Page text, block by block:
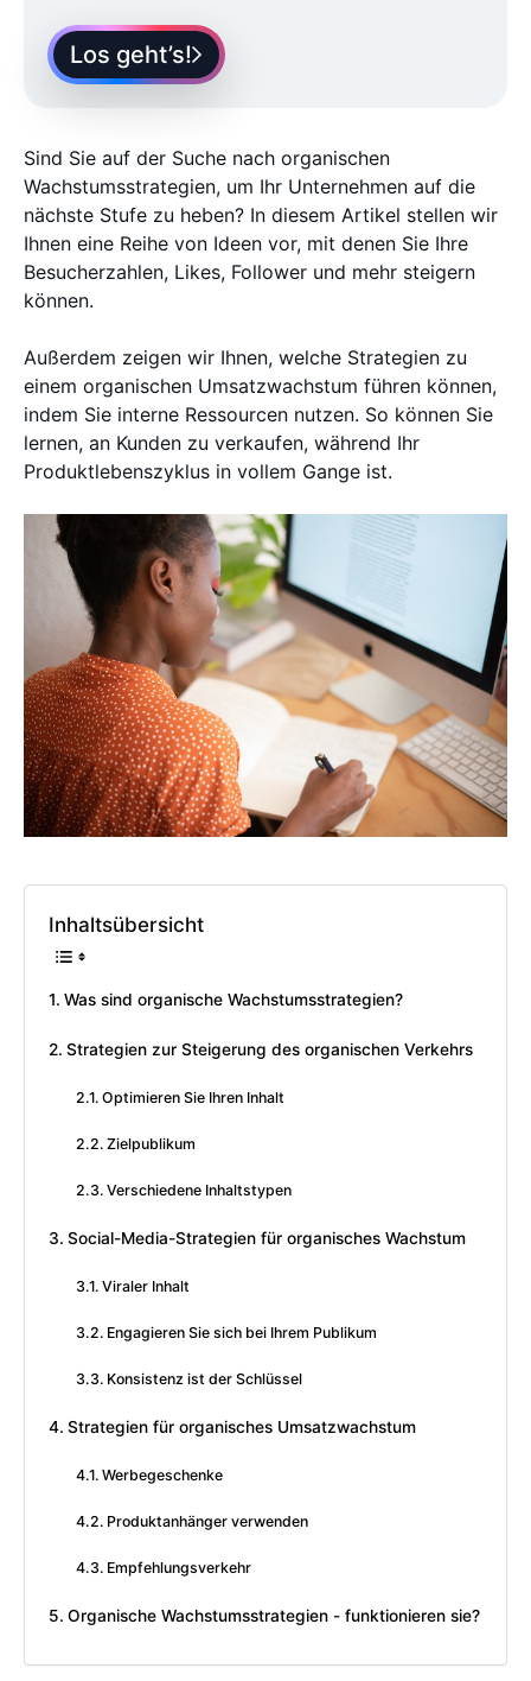
Los geht’s!
Sind Sie auf der Suche nach organischen
Wachstumsstrategien, um Ihr Unternehmen auf die
nächste Stufe zu heben? In diesem Artikel stellen wir
Ihnen eine Reihe von Ideen vor, mit denen Sie Ihre
Besucherzahlen, Likes, Follower und mehr steigern
können.
Außerdem zeigen wir Ihnen, welche Strategien zu
einem organischen Umsatzwachstum führen können,
indem Sie interne Ressourcen nutzen. So können Sie
lernen, an Kunden zu verkaufen, während Ihr
Produktlebenszyklus in vollem Gange ist.
Inhaltsübersicht
Was sind organische Wachstumsstrategien?
Strategien zur Steigerung des organischen Verkehrs
Optimieren Sie Ihren Inhalt
Zielpublikum
Verschiedene Inhaltstypen
Social-Media-Strategien für organisches Wachstum
Viraler Inhalt
Engagieren Sie sich bei Ihrem Publikum
Konsistenz ist der Schlüssel
Strategien für organisches Umsatzwachstum
Werbegeschenke
Produktanhänger verwenden
Empfehlungsverkehr
Organische Wachstumsstrategien - funktionieren sie?